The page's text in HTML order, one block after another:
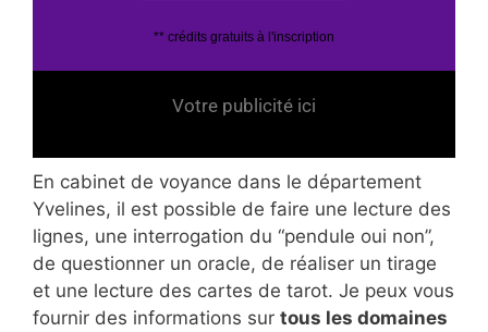
** crédits gratuits à l'inscription
Votre publicité ici
En cabinet de voyance dans le département
Yvelines, il est possible de faire une lecture des
lignes, une interrogation du “pendule oui non”,
de questionner un oracle, de réaliser un tirage
et une lecture des cartes de tarot. Je peux vous
fournir des informations sur tous les domaines